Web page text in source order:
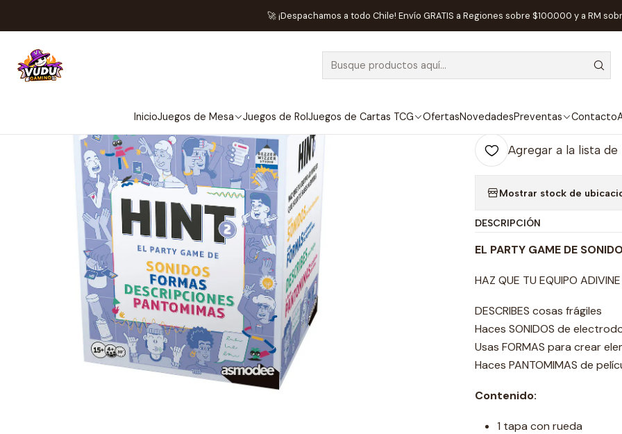
InicioJuegos de Mesa Juegos de RolJuegos de Cartas TCG OfertasNovedadesPreventas Contacto
🚀 ¡Despachamos a todo Chile! Envío GRATIS a Regiones sobre $100.000 y a RM
Inicio Juegos de Mesa Cartas HINT 2 FORMAS Y SONIDOS -
HINT 2
Cantidad
Agregar a la lista
Mostrar stock de
DESCRIPCIÓN
EL PARTY GAME DE
HAZ QUE TU EQUIPO
DESCRIBES cosas frágiles
Haces SONIDOS de
Usas FORMAS para crear
Haces PANTOMIMAS de
Contenido:
1 tapa con rueda